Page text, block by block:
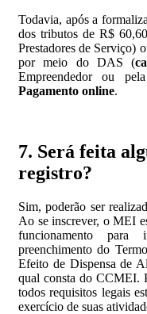
Todavia, após a
dos tributos de R$
Prestadores de Serviço)
por meio do DAS (
Empreendedor ou
Pagamento online.
7. Será feita
registro?
Sim, poderão ser
Ao se inscrever, o MEI
funcionamento para
preenchimento do
Efeito de Dispensa de
qual consta do CCMEI.
todos requisitos legais
exercício de suas